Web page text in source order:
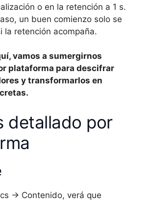
o en la retención a 1 s.
un buen comienzo solo se
la retención acompaña.
vamos a sumergirnos
plataforma para descifrar
y transformarlos en
detallado por
→ Contenido, verá que